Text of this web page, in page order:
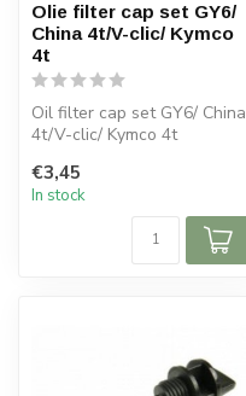
Olie filter cap set GY6/
China 4t/V-clic/ Kymco
4t
Oil filter cap set GY6/ China
4t/V-clic/ Kymco 4t
€3,45
In stock